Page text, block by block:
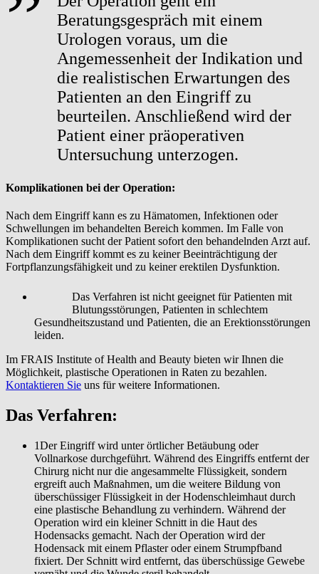
Beratungsgespräch mit einem
Urologen voraus, um die
Angemessenheit der Indikation und
die realistischen Erwartungen des
Patienten an den Eingriff zu
beurteilen. Anschließend wird der
Patient einer präoperativen
Untersuchung unterzogen.
Komplikationen bei der Operation:
Nach dem Eingriff kann es zu Hämatomen, Infektionen oder
Schwellungen im behandelten Bereich kommen. Im Falle von
Komplikationen sucht der Patient sofort den behandelnden Arzt auf.
Nach dem Eingriff kommt es zu keiner Beeinträchtigung der
Fortpflanzungsfähigkeit und zu keiner erektilen Dysfunktion.
Das Verfahren ist nicht geeignet für Patienten mit
Blutungsstörungen, Patienten in schlechtem
Gesundheitszustand und Patienten, die an Erektionsstörungen
leiden.
Im FRAIS Institute of Health and Beauty bieten wir Ihnen die
Möglichkeit, plastische Operationen in Raten zu bezahlen.
Kontaktieren Sie uns für weitere Informationen.
Das Verfahren:
1Der Eingriff wird unter örtlicher Betäubung oder
Vollnarkose durchgeführt. Während des Eingriffs entfernt der
Chirurg nicht nur die angesammelte Flüssigkeit, sondern
ergreift auch Maßnahmen, um die weitere Bildung von
überschüssiger Flüssigkeit in der Hodenschleimhaut durch
eine plastische Behandlung zu verhindern. Während der
Operation wird ein kleiner Schnitt in die Haut des
Hodensacks gemacht. Nach der Operation wird der
Hodensack mit einem Pflaster oder einem Strumpfband
fixiert. Der Schnitt wird entfernt, das überschüssige Gewebe